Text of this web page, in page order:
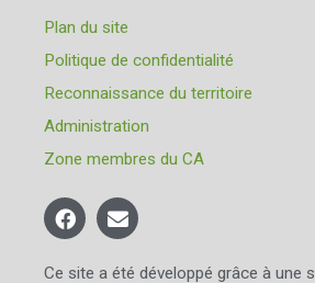
Plan du site
Politique de confidentialité
Reconnaissance du territoire
Administration
Zone membres du CA
Ce site a été développé grâce à une